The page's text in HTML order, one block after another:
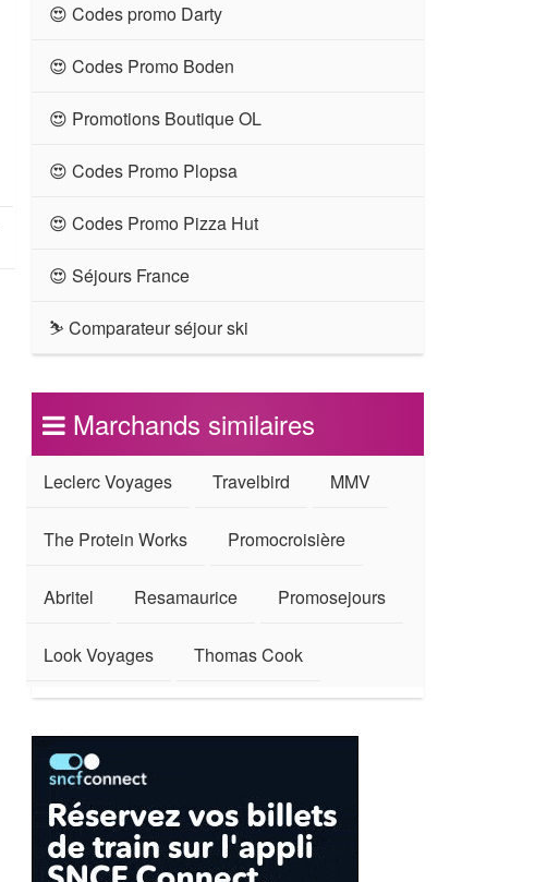
😍 Codes promo Darty
😍 Codes Promo Boden
😍 Promotions Boutique OL
😍 Codes Promo Plopsa
😍 Codes Promo Pizza Hut
😍 Séjours France
⛷ Comparateur séjour ski
Marchands similaires
Leclerc Voyages Travelbird MMV
The Protein Works Promocroisière
Abritel Resamaurice Promosejours
Look Voyages Thomas Cook